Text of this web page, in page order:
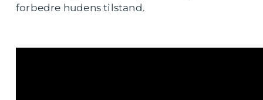
forbedre hudens tilstand.